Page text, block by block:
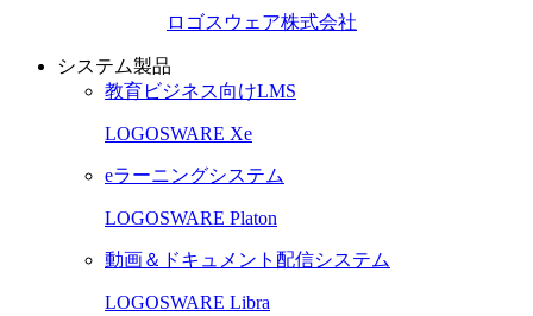
ロゴスウェア株式会社
システム製品
教育ビジネス向けLMS
LOGOSWARE Xe
eラーニングシステム
LOGOSWARE Platon
動画＆ドキュメント配信システム
LOGOSWARE Libra